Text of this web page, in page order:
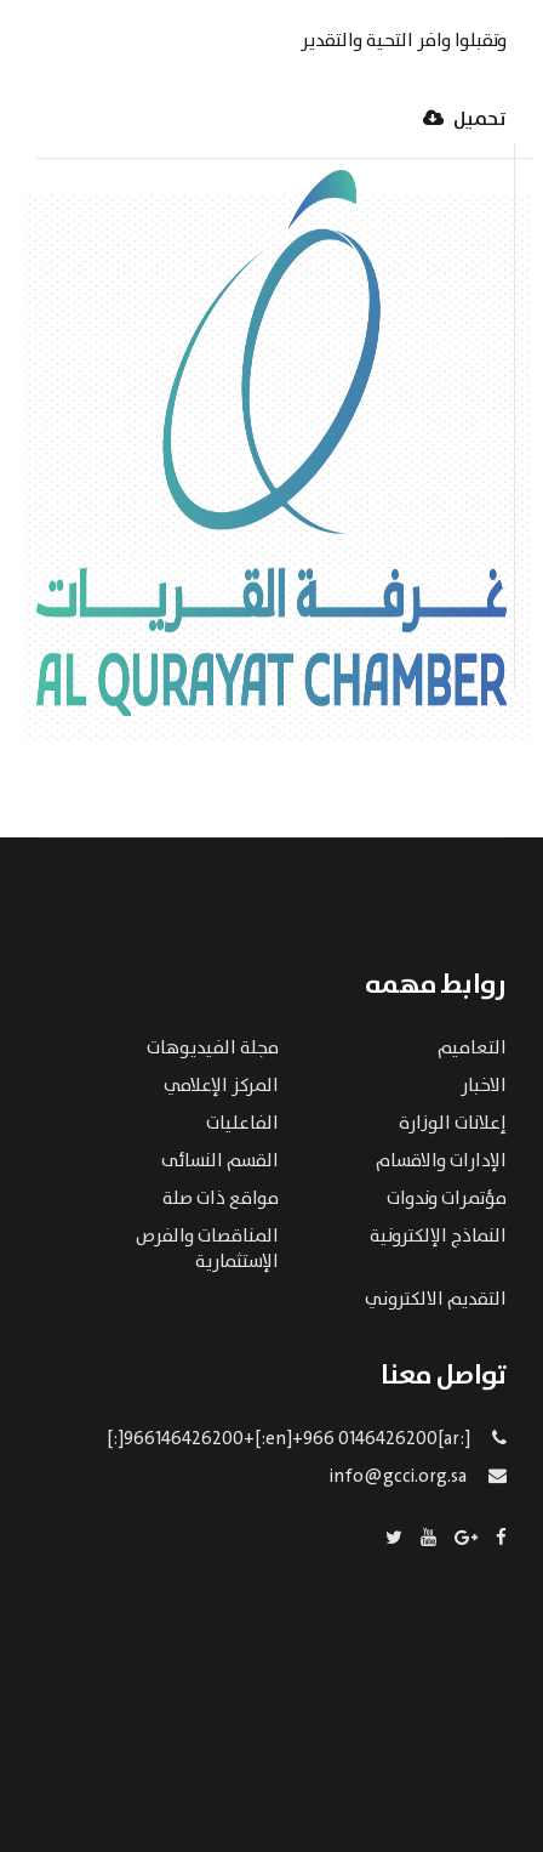
وتقبلوا وافر التحية والتقدير
تحميل
روابط مهمه
التعاميم
مجلة الفيديوهات
الاخبار
المركز الإعلامي
إعلانات الوزارة
الفاعليات
الإدارات والاقسام
القسم النسائى
مؤتمرات وندوات
مواقع ذات صلة
النماذج الإلكترونية
المناقصات والفرص
الإستثمارية
التقديم الالكتروني
تواصل معنا
[:ar]966146426200+[:en]+966 0146426200[:]